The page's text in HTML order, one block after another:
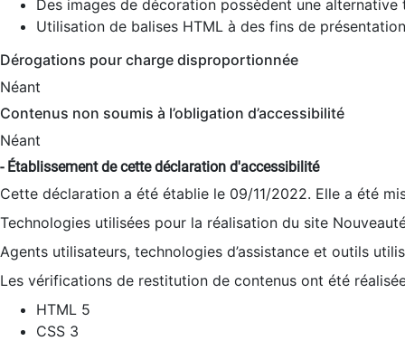
Des images de décoration possèdent une alternative
Utilisation de balises HTML à des fins de
Dérogations pour charge disproportionnée
Néant
Contenus non soumis à l’obligation d’accessibilité
Néant
- Établissement de cette déclaration d'accessibilité
Cette déclaration a été établie le 09/11/2022. Elle a été
Technologies utilisées pour la réalisation du site
Agents utilisateurs, technologies d’assistance et outils
Les vérifications de restitution de contenus ont été
HTML 5
CSS 3